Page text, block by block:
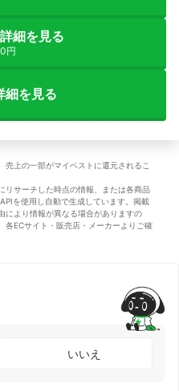
細を見る
円
細を見る
売上の一部がマイベストに還元されるこ
リサーチした時点の情報、または各商品
を使用し自動で生成しています。掲載
により情報が異なる場合がありますの
各ECサイト・販売店・メーカーよりご確
いいえ